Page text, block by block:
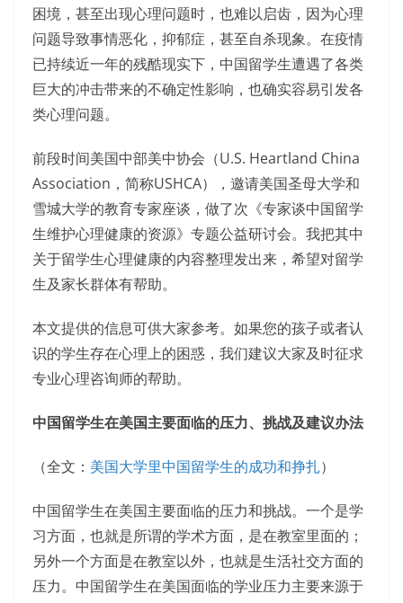
困境，甚至出现心理问题时，也难以启齿，因为心理
问题导致事情恶化，抑郁症，甚至自杀现象。在疫情
已持续近一年的残酷现实下，中国留学生遭遇了各类
巨大的冲击带来的不确定性影响，也确实容易引发各
类心理问题。
前段时间美国中部美中协会（U.S. Heartland China
Association，简称USHCA），邀请美国圣母大学和
雪城大学的教育专家座谈，做了次《专家谈中国留学
生维护心理健康的资源》专题公益研讨会。我把其中
关于留学生心理健康的内容整理发出来，希望对留学
生及家长群体有帮助。
本文提供的信息可供大家参考。如果您的孩子或者认
识的学生存在心理上的困惑，我们建议大家及时征求
专业心理咨询师的帮助。
中国留学生在美国主要面临的压力、挑战及建议办法
（全文： 美国大学里中国留学生的成功和挣扎）
中国留学生在美国主要面临的压力和挑战。一个是学
习方面，也就是所谓的学术方面，是在教室里面的；
另外一个方面是在教室以外，也就是生活社交方面的
压力。中国留学生在美国面临的学业压力主要来源于